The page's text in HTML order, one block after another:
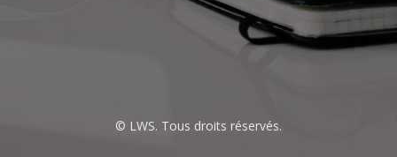
© LWS. Tous droits réservés.